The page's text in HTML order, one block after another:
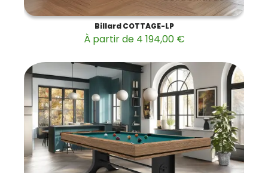
Billard COTTAGE-LP
À partir de 4 194,00 €